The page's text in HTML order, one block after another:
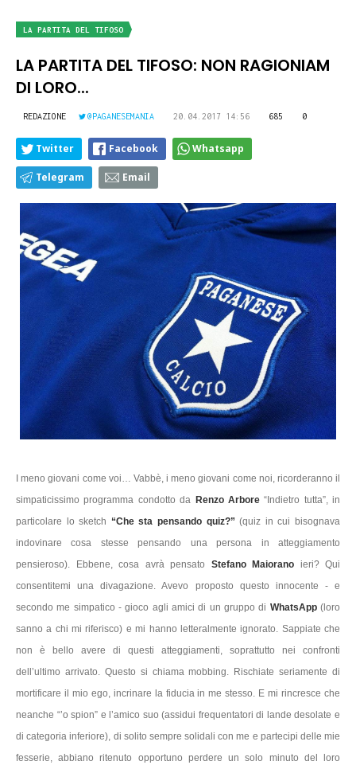
LA PARTITA DEL TIFOSO
LA PARTITA DEL TIFOSO: NON RAGIONIAM
DI LORO...
REDAZIONE @PAGANESEMANIA 20.04.2017 14:56 685 0
Twitter Facebook Whatsapp
Telegram Email
I meno giovani come voi… Vabbè, i meno giovani come noi, ricorderanno il
simpaticissimo programma condotto da Renzo Arbore“Indietro tutta”, in
particolare lo sketch “Che sta pensando quiz?”(quiz in cui bisognava
indovinare cosa stesse pensando una persona in atteggiamento
pensieroso). Ebbene, cosa avrà pensato Stefano Maiorano ieri? Qui
consentitemi una divagazione. Avevo proposto questo innocente - e
secondo me simpatico - gioco agli amici di un gruppo di WhatsApp(loro
sanno a chi mi riferisco) e mi hanno letteralmente ignorato. Sappiate che
non è bello avere di questi atteggiamenti, soprattutto nei confronti
dell’ultimo arrivato. Questo si chiama mobbing. Rischiate seriamente di
mortificare il mio ego, incrinare la fiducia in me stesso. E mi rincresce che
neanche “’o spion” e l’amico suo (assidui frequentatori di lande desolate e
di categoria inferiore), di solito sempre solidali con me e partecipi delle mie
fesserie, abbiano ritenuto opportuno perdere un solo minuto del loro